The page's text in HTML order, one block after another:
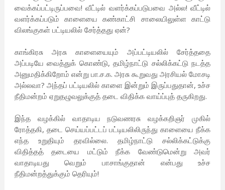
வைக்கப்பட்டிருப்பவை! வீட்டில் வளர்க்கப்படுபவை அல்ல! வீட்டில்
வளர்க்கப்படும் காளையை கண்காட்சி சாலையிலுள்ள காட்டு
விலங்குகள் பட்டியலில் சேர்த்தது ஏன்?
காங்கிரசு அரசு காளையையும் அப்பட்டியலில் சேர்த்ததை
அப்படியே வைத்துக் கொண்டு, தமிழ்நாட்டு சல்லிக்கட்டு நடத்த
அனுமதிக்கிறோம் என்று பா.ச.க. அரசு கூறுவது அரசியல் மோசடி
அல்லவா? அந்தப் பட்டியலில் காளை இன்றும் இருப்பதுதான், உச்ச
நீதிமன்றம் ஏறுதழுவலுக்குத் தடை விதிக்க வாய்ப்புத் தருகிறது.
இந்த வழக்கில் வாதாடிய நடுவணரசு வழக்கறிஞர் முகில்
ரோத்தகி, தடை செய்யப்பட்டப் பட்டியலிலிருந்து காளையை நீக்க
எந்த உறுதியும் தரவில்லை. தமிழ்நாட்டு சல்லிக்கட்டுக்கு
விதித்தத் தடையை மட்டும் நீக்க வேண்டுமென்று அவர்
வாதாடியது வெறும் பாசாங்குதான் என்பது உச்ச
நீதிமன்றத்துக்கும் தெரியும்!